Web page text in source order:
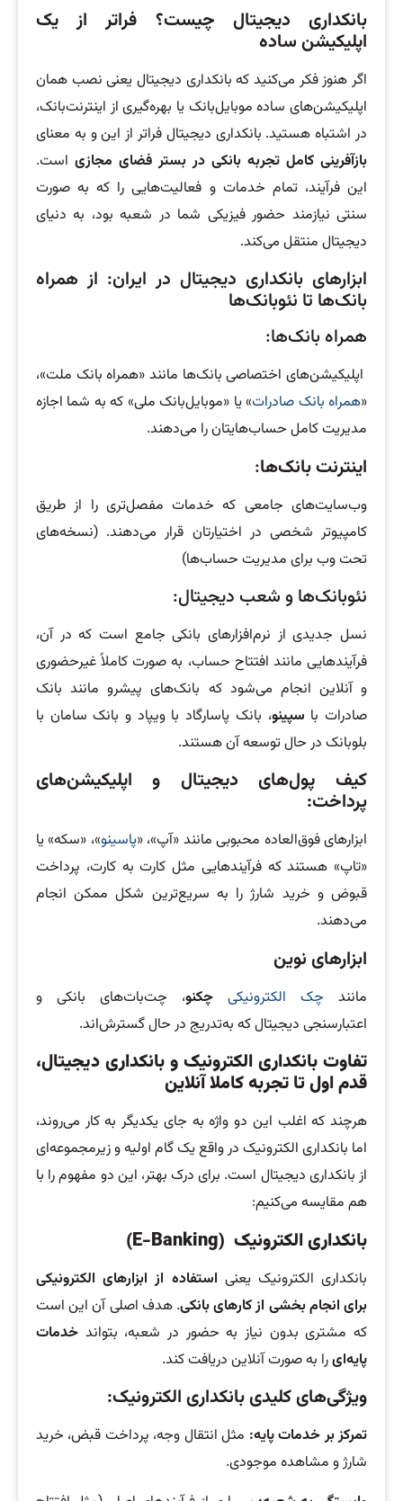
بانکداری دیجیتال چیست؟ فراتر از یک
اپلیکیشن ساده
اگر هنوز فکر می‌کنید که بانکداری دیجیتال یعنی نصب همان
اپلیکیشن‌های ساده موبایل‌بانک یا بهره‌گیری از اینترنت‌بانک،
در اشتباه هستید. بانکداری دیجیتال فراتر از این و به معنای
بازآفرینی کامل تجربه بانکی در بستر فضای مجازی است.
این فرآیند، تمام خدمات و فعالیت‌هایی را که به صورت
سنتی نیازمند حضور فیزیکی شما در شعبه بود، به دنیای
دیجیتال منتقل می‌کند.
ابزارهای بانکداری دیجیتال در ایران: از همراه
بانک‌ها تا نئوبانک‌ها
همراه بانک‌ها:
اپلیکیشن‌های اختصاصی بانک‌ها مانند «همراه بانک ملت»،
«همراه بانک صادرات» یا «موبایل‌بانک ملی» که به شما اجازه
مدیریت کامل حساب‌هایتان را می‌دهند.
اینترنت بانک‌ها:
وب‌سایت‌های جامعی که خدمات مفصل‌تری را از طریق
کامپیوتر شخصی در اختیارتان قرار می‌دهند. (نسخه‌های
تحت وب برای مدیریت حساب‌ها)
نئوبانک‌ها و شعب دیجیتال:
نسل جدیدی از نرم‌افزارهای بانکی جامع است که در آن،
فرآیندهایی مانند افتتاح حساب، به صورت کاملاً غیرحضوری
و آنلاین انجام می‌شود که بانک‌های پیشرو مانند بانک
صادرات با سپینو، بانک پاسارگاد با ویپاد و بانک سامان با
بلوبانک در حال توسعه آن هستند.
کیف پول‌های دیجیتال و اپلیکیشن‌های
پرداخت:
ابزارهای فوق‌العاده محبوبی مانند «آپ»، «پاسینو»، «سکه» یا
«تاپ» هستند که فرآیندهایی مثل کارت به کارت، پرداخت
قبوض و خرید شارژ را به سریع‌ترین شکل ممکن انجام
می‌دهند.
ابزارهای نوین
مانند چک الکترونیکی چکنو، چت‌بات‌های بانکی و
اعتبارسنجی دیجیتال که به‌تدریج در حال گسترش‌اند.
تفاوت بانکداری الکترونیک و بانکداری دیجیتال،
قدم اول تا تجربه کاملا آنلاین
هرچند که اغلب این دو واژه به جای یکدیگر به کار می‌روند،
اما بانکداری الکترونیک در واقع یک گام اولیه و زیرمجموعه‌ای
از بانکداری دیجیتال است. برای درک بهتر، این دو مفهوم را با
هم مقایسه می‌کنیم:
بانکداری الکترونیک (E-Banking)
بانکداری الکترونیک یعنی استفاده از ابزارهای الکترونیکی
برای انجام بخشی از کارهای بانکی. هدف اصلی آن این است
که مشتری بدون نیاز به حضور در شعبه، بتواند خدمات
پایه‌ایرا به صورت آنلاین دریافت کند.
ویژگی‌های کلیدی بانکداری الکترونیک:
تمرکز بر خدمات پایه: مثل انتقال وجه، پرداخت قبض، خرید
شارژ و مشاهده موجودی.